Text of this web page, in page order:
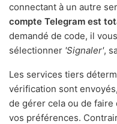
connectant à un autre
compte Telegram est
demandé de code, il
sélectionner 'Signaler',
Les services tiers
vérification sont
de gérer cela ou de
vos préférences.